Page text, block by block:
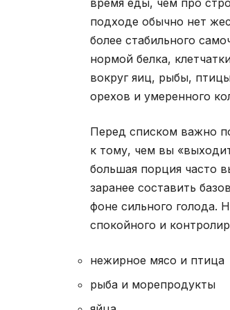
подходе обычно нет
более стабильного
нормой белка,
вокруг яиц, рыбы,
орехов и умеренного
Перед списком важно
к тому, чем вы
большая порция часто
заранее составить
фоне сильного голода.
спокойного и
нежирное мясо и птица
рыба и морепродукты